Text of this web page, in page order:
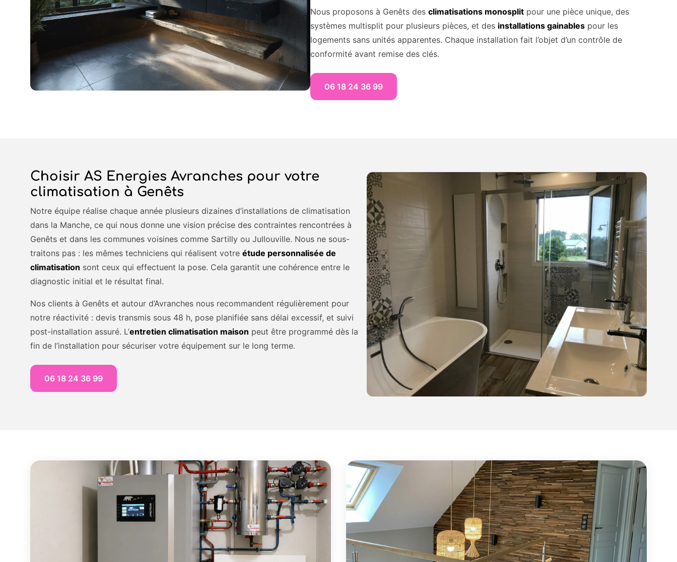
Nous proposons à Genêts desclimatisations monosplit pour une pièce unique, des
systèmes multisplit pour plusieurs pièces, et des installations gainables pour les
logements sans unités apparentes. Chaque installation fait l’objet d’un contrôle de
conformité avant remise des clés.
06 18 24 36 99
Choisir AS Energies Avranches pour votre
climatisation à Genêts
Notre équipe réalise chaque année plusieurs dizaines d’installations de climatisation
dans la Manche, ce qui nous donne une vision précise des contraintes rencontrées à
Genêts et dans les communes voisines comme Sartilly ou Jullouville. Nous ne sous-
traitons pas : les mêmes techniciens qui réalisent votre étude personnalisée de
climatisation sont ceux qui effectuent la pose. Cela garantit une cohérence entre le
diagnostic initial et le résultat final.
Nos clients à Genêts et autour d’Avranches nous recommandent régulièrement pour
notre réactivité : devis transmis sous 48 h, pose planifiée sans délai excessif, et suivi
post-installation assuré. L’entretien climatisation maison peut être programmé dès la
fin de l’installation pour sécuriser votre équipement sur le long terme.
06 18 24 36 99